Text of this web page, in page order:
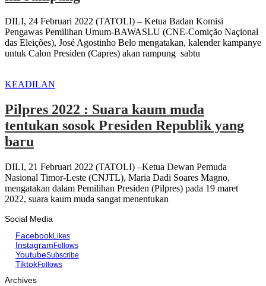
DILI, 24 Februari 2022 (TATOLI) – Ketua Badan Komisi
Pengawas Pemilihan Umum-BAWASLU (CNE-Comição Naçional
das Eleições), José Agostinho Belo mengatakan, kalender kampanye
untuk Calon Presiden (Capres) akan rampung sabtu
KEADILAN
Pilpres 2022 : Suara kaum muda
tentukan sosok Presiden Republik yang
baru
DILI, 21 Februari 2022 (TATOLI) –Ketua Dewan Pemuda
Nasional Timor-Leste (CNJTL), Maria Dadi Soares Magno,
mengatakan dalam Pemilihan Presiden (Pilpres) pada 19 maret
2022, suara kaum muda sangat menentukan
Social Media
FacebookLikes
InstagramFollows
YoutubeSubscribe
TiktokFollows
Archives